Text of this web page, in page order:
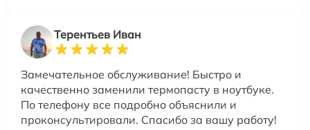
Терентьев Иван
Замечательное обслуживание! Быстро и
качественно заменили термопасту в ноутбуке.
По телефону все подробно объяснили и
проконсультировали. Спасибо за вашу работу!